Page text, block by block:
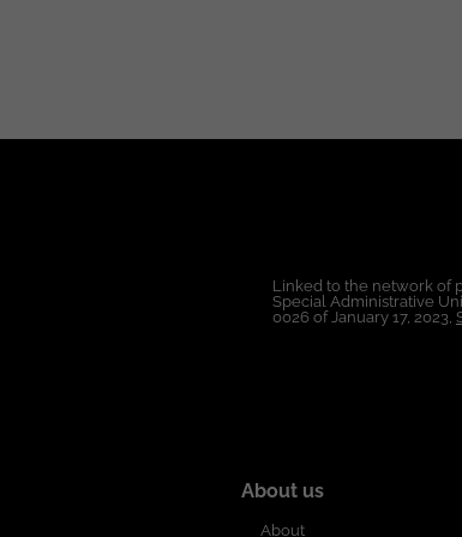
Contrato: A término indefinido. Contar con disponibilidad para turnos rotativos Salario: A convenir según
Linked to the network of
Special Administrative
0026 of January 17, 2023,
About us
About